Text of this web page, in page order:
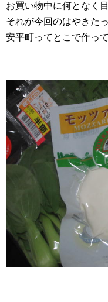
お買い物中に何となく
それが今回のはやきた
安平町ってとこで作っ